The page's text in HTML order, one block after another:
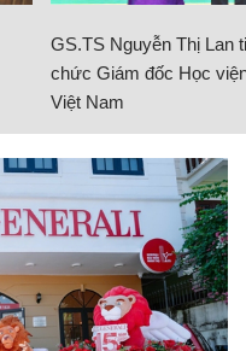
GS.TS Nguyễn Thị Lan
chức Giám đốc Học
Việt Nam